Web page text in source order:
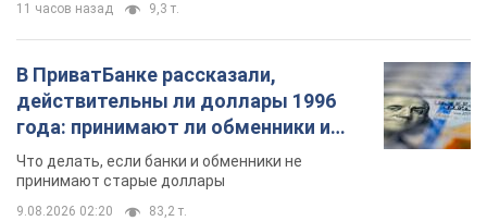
11 часов назад 9,3 т.
В ПриватБанке рассказали,
действительны ли доллары 1996
года: принимают ли обменники и
банки такие купюры
Что делать, если банки и обменники не
принимают старые доллары
9.08.2026 02:20 83,2 т.